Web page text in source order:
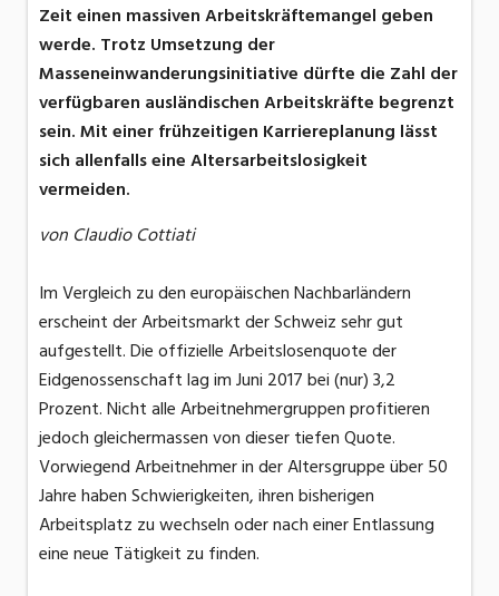
Zeit einen massiven Arbeitskräftemangel geben
werde. Trotz Umsetzung der
Masseneinwanderungsinitiative dürfte die Zahl der
verfügbaren ausländischen Arbeitskräfte begrenzt
sein. Mit einer frühzeitigen Karriereplanung lässt
sich allenfalls eine Altersarbeitslosigkeit
vermeiden.
von Claudio Cottiati
Im Vergleich zu den europäischen Nachbarländern
erscheint der Arbeitsmarkt der Schweiz sehr gut
aufgestellt. Die offizielle Arbeitslosenquote der
Eidgenossenschaft lag im Juni 2017 bei (nur) 3,2
Prozent. Nicht alle Arbeitnehmergruppen profitieren
jedoch gleichermassen von dieser tiefen Quote.
Vorwiegend Arbeitnehmer in der Altersgruppe über 50
Jahre haben Schwierigkeiten, ihren bisherigen
Arbeitsplatz zu wechseln oder nach einer Entlassung
eine neue Tätigkeit zu finden.